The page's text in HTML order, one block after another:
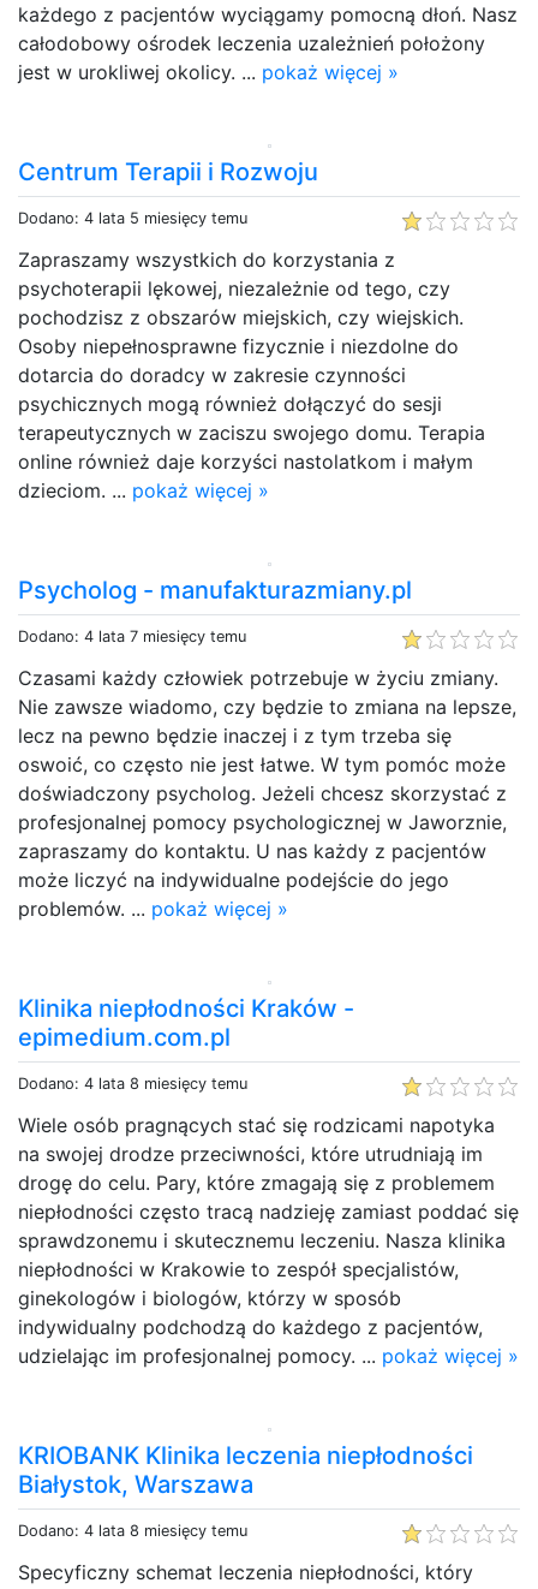
każdego z pacjentów wyciągamy pomocną dłoń. Nasz
całodobowy ośrodek leczenia uzależnień położony
jest w urokliwej okolicy. ... pokaż więcej »
Centrum Terapii i Rozwoju
Dodano: 4 lata 5 miesięcy temu
Zapraszamy wszystkich do korzystania z
psychoterapii lękowej, niezależnie od tego, czy
pochodzisz z obszarów miejskich, czy wiejskich.
Osoby niepełnosprawne fizycznie i niezdolne do
dotarcia do doradcy w zakresie czynności
psychicznych mogą również dołączyć do sesji
terapeutycznych w zaciszu swojego domu. Terapia
online również daje korzyści nastolatkom i małym
dzieciom. ... pokaż więcej »
Psycholog - manufakturazmiany.pl
Dodano: 4 lata 7 miesięcy temu
Czasami każdy człowiek potrzebuje w życiu zmiany.
Nie zawsze wiadomo, czy będzie to zmiana na lepsze,
lecz na pewno będzie inaczej i z tym trzeba się
oswoić, co często nie jest łatwe. W tym pomóc może
doświadczony psycholog. Jeżeli chcesz skorzystać z
profesjonalnej pomocy psychologicznej w Jaworznie,
zapraszamy do kontaktu. U nas każdy z pacjentów
może liczyć na indywidualne podejście do jego
problemów. ... pokaż więcej »
Klinika niepłodności Kraków -
epimedium.com.pl
Dodano: 4 lata 8 miesięcy temu
Wiele osób pragnących stać się rodzicami napotyka
na swojej drodze przeciwności, które utrudniają im
drogę do celu. Pary, które zmagają się z problemem
niepłodności często tracą nadzieję zamiast poddać się
sprawdzonemu i skutecznemu leczeniu. Nasza klinika
niepłodności w Krakowie to zespół specjalistów,
ginekologów i biologów, którzy w sposób
indywidualny podchodzą do każdego z pacjentów,
udzielając im profesjonalnej pomocy. ... pokaż więcej »
KRIOBANK Klinika leczenia niepłodności
Białystok, Warszawa
Dodano: 4 lata 8 miesięcy temu
Specyficzny schemat leczenia niepłodności, który